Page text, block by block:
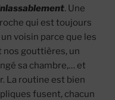
. Une
qui est toujours
voisin parce que les
nos gouttières, un
sa chambre,… et
La routine est bien
fusent, chacun